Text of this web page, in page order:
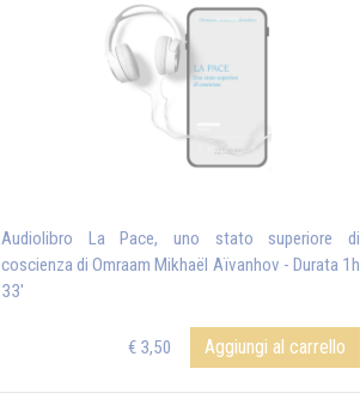
Audiolibro La Pace, uno stato superiore di
coscienza di Omraam Mikhaël Aïvanhov - Durata 1h
33'
€ 3,50 Aggiungi al carrello